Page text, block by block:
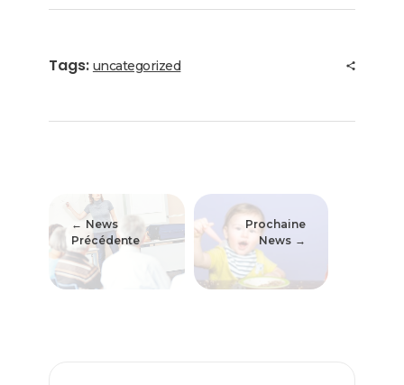
Tags: uncategorized
News
Précédente
Prochaine
News